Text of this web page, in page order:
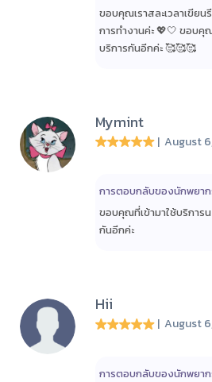
ขอบคุณเราสละเวลาเขียน
การทำงานค่ะ 💖🤍 ขอบคุ
บริการกันอีกค่ะ 🥰🥰🥰
Mymint
| August
การตอบกลับของนักพยา
ขอบคุณที่เข้ามาใช้บริการน
กันอีกค่ะ
Hii
| August
การตอบกลับของนักพยา